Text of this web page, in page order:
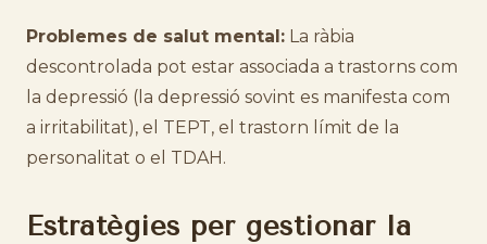
Problemes de salut mental: La ràbia
descontrolada pot estar associada a trastorns com
la depressió (la depressió sovint es manifesta com
a irritabilitat), el TEPT, el trastorn límit de la
personalitat o el TDAH.
Estratègies per gestionar la